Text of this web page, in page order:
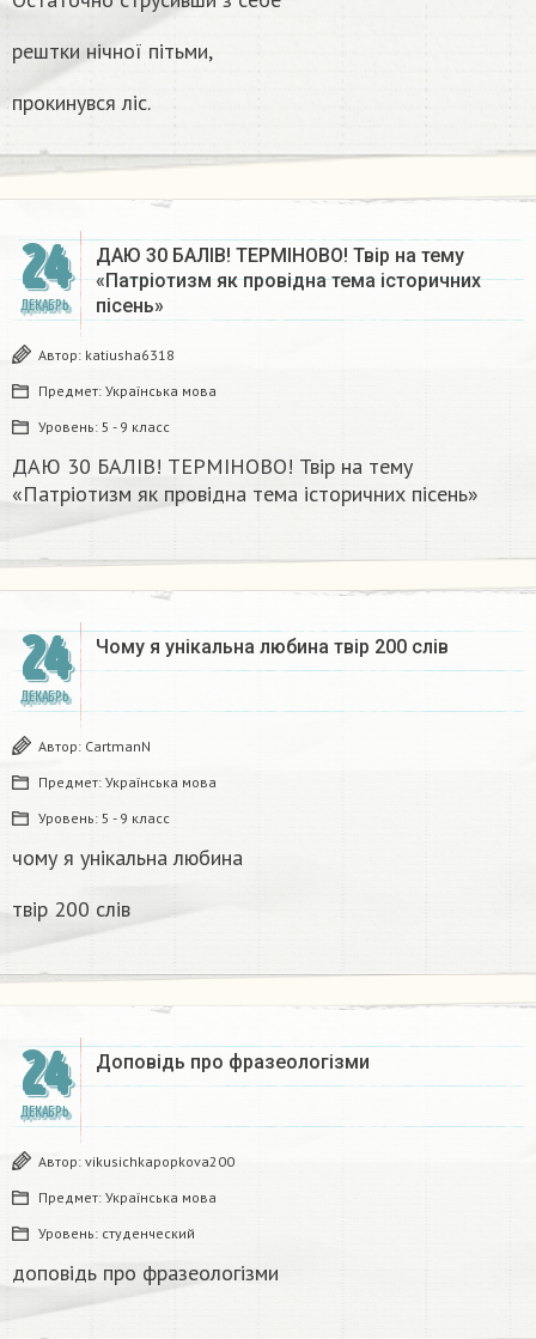
рештки нічної пітьми,
прокинувся лiс.
24
ДЕКАБРЬ
ДАЮ 30 БАЛІВ! ТЕРМІНОВО! Твір на тему
«Патріотизм як провідна тема історичних
пісень»
Автор: katiusha6318
Предмет: Українська мова
Уровень: 5 - 9 класс
ДАЮ 30 БАЛІВ! ТЕРМІНОВО! Твір на тему
«Патріотизм як провідна тема історичних пісень»
24
ДЕКАБРЬ
Чому я унікальна любина твір 200 слів
Автор: CartmanN
Предмет: Українська мова
Уровень: 5 - 9 класс
чому я унікальна любина
твір 200 слів
24
ДЕКАБРЬ
Доповідь про фразеологізми ​
Автор: vikusichkapopkova200
Предмет: Українська мова
Уровень: студенческий
доповідь про фразеологізми ​